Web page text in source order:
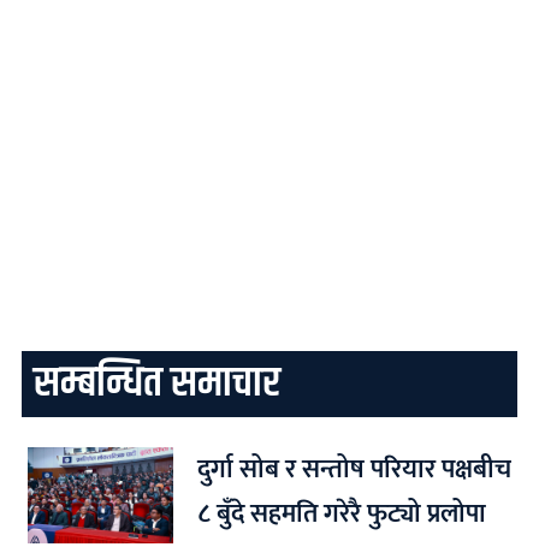
सम्बन्धित समाचार
दुर्गा सोब र सन्तोष परियार पक्षबीच
८ बुँदे सहमति गरेरै फुट्यो प्रलोपा